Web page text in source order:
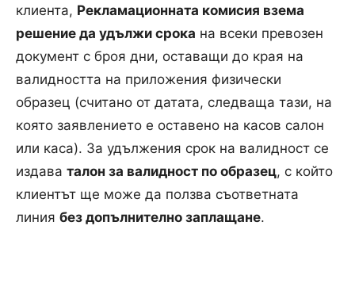
клиента, Рекламационната комисия взема
решение да удължи срока на всеки превозен
документ с броя дни, оставащи до края на
валидността на приложения физически
образец (считано от датата, следваща тази, на
която заявлението е оставено на касов салон
или каса). За удължения срок на валидност се
издава талон за валидност по образец, с който
клиентът ще може да ползва съответната
линия без допълнително заплащане.